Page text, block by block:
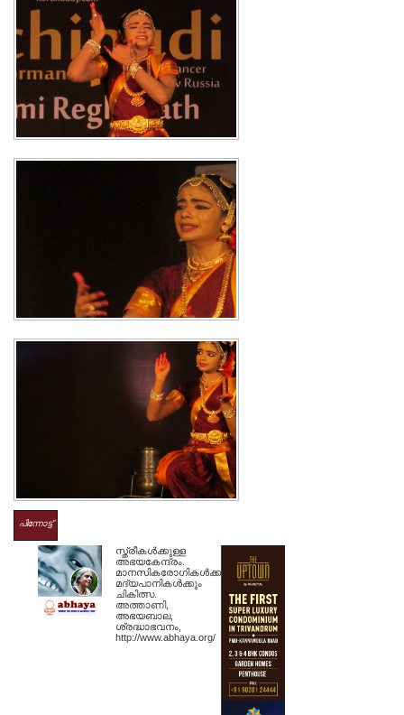
പിന്നോട്ട്
സ്ത്രീകള്‍ക്കുള്ള
അഭയകേന്ദ്രം.
മാനസികരോഗികള്‍ക്കും
മദ്യപാനികള്‍ക്കും
ചികിത്സ.
അത്താണി,
അഭയബാല,
ശ്രദ്ധാഭവനം,
http://www.abhaya.org/